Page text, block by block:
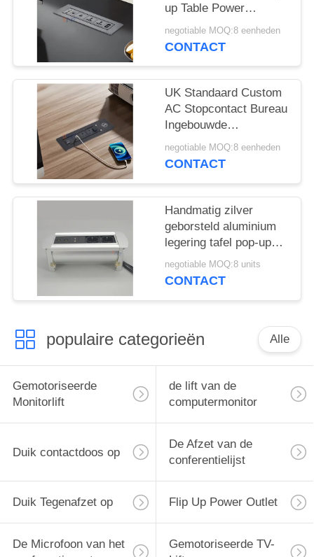
up Table Power
Outlet/conference
Table Panel Montage
negotiable MOQ:8 eenheden
CONTACT
UK Standaard Custom
AC Stopcontact Bureau
Ingebouwde
Elektrische
Klapcontactdoos met 2
Oplader
negotiable MOQ:8 eenheden
CONTACT
Handmatig zilver
geborsteld aluminium
legering tafel pop-up
verborgen stopcontact
negotiable MOQ:8 units
CONTACT
populaire categorieën Alle
Gemotoriseerde
Monitorlift
de lift van de
computermonitor
Duik contactdoos op
De Afzet van de
conferentielijst
Duik Tegenafzet op Flip Up Power Outlet
De Microfoon van het
Gemotoriseerde TV-